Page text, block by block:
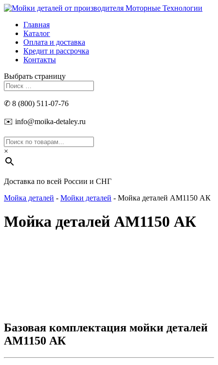
Главная
Каталог
Оплата и доставка
Кредит и рассрочка
Контакты
Выбрать страницу
✆ 8 (800) 511-07-76
✉️ info@moika-detaley.ru
×
Доставка по всей России и СНГ
Мойка деталей - Мойки деталей - Мойка деталей АМ1150 АК
Мойка деталей АМ1150 АК
Базовая комплектация мойки деталей
АМ1150 АК